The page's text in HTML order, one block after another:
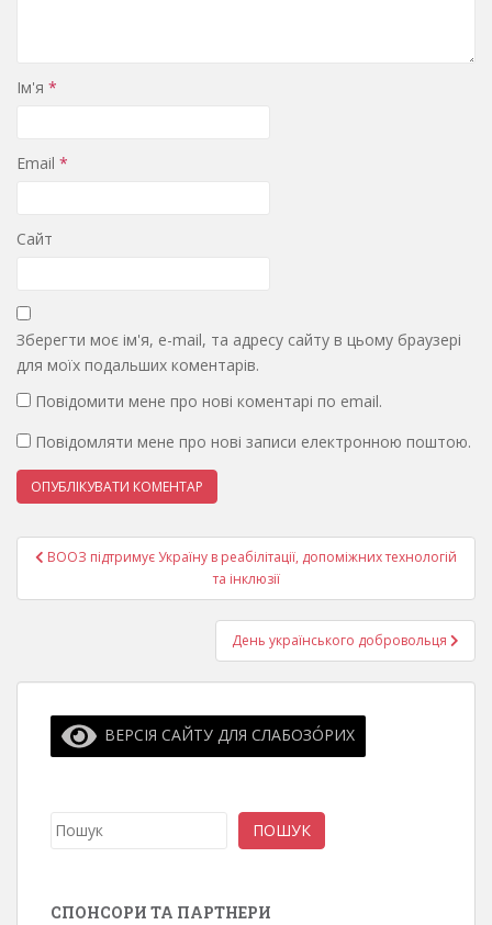
Ім'я *
Email *
Сайт
Зберегти моє ім'я, e-mail, та адресу сайту в цьому браузері
для моїх подальших коментарів.
Повідомити мене про нові коментарі по email.
Повідомляти мене про нові записи електронною поштою.
Навігація
ВООЗ підтримує Україну в реабілітації, допоміжних технологій
та інклюзії
День українського добровольця
ВЕРСІЯ САЙТУ ДЛЯ СЛАБОЗО́РИХ
Пошук ПОШУК
СПОНСОРИ ТА ПАРТНЕРИ